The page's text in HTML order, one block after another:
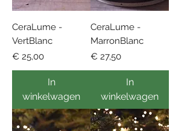
CeraLume -
VertBlanc
Prijs
€ 25,00
In
winkelwagen
CeraLume -
MarronBlanc
Prijs
€ 27,50
In
winkelwagen